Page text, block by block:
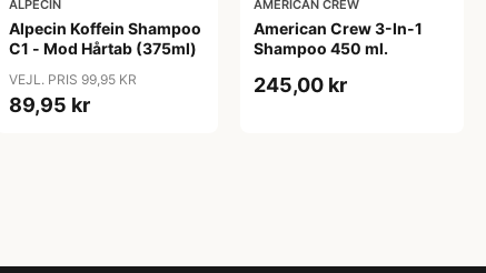
ALPECIN
Alpecin Koffein Shampoo
C1 - Mod Hårtab (375ml)
VEJL. PRIS 99,95 KR
89,95 kr
AMERICAN CREW
American Crew 3-In-1
Shampoo 450 ml.
245,00 kr